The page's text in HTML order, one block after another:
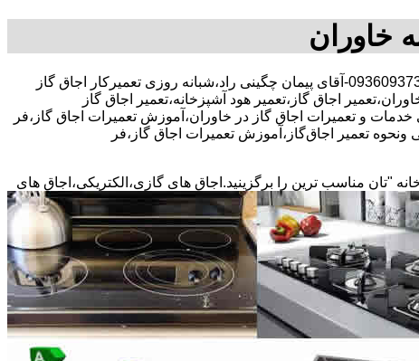
خاوران
30 در صد تخفیف بیمه رایگان،09360937370-آقای پیمان چگینی راد،شبانه روزی تعمیرکار اجاق گاز
اجاق گاز،تعمیر هود آشپزخانه،تعمیر اجاق گاز
خدمات و تعمیرات اجاق گاز در خاوران،آموزش تعمیرات اجاق گاز،فر
تعمیر اجاق‌گاز،آموزش تعمیرات اجاق گاز،فر
"تان مناسب ترین را برگزینید.اجاق های گازی،الکتریکی،اجاق های